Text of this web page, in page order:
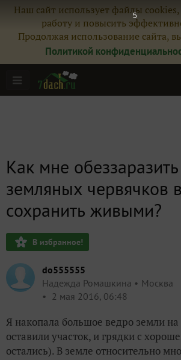
Наш сайт использует файлы
работу и повысить
Продолжая использование сайта,
Политикой
Как мне
земляных червячков
сохранить живыми?
В избранное!
do555555
Надежда Ромашкина
Москва
2 мая 2016, 06:48
Я накопала большое ведро земли на
оставили участок, и грядки с
остались). В земле относительно
5